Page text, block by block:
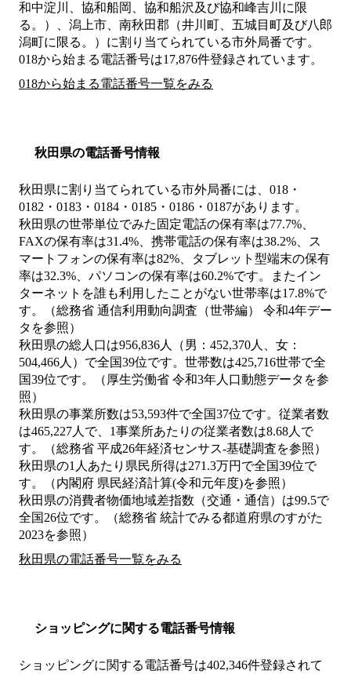
和中淀川、協和船岡、協和船沢及び協和峰吉川に限
る。）、潟上市、南秋田郡（井川町、五城目町及び八郎
潟町に限る。） に割り当てられている市外局番です。
018から始まる電話番号は17,876件登録されています。
018から始まる電話番号一覧をみる
秋田県の電話番号情報
秋田県に割り当てられている市外局番には、018・
0182・0183・0184・0185・0186・0187があります。
秋田県の世帯単位でみた固定電話の保有率は77.7%、
FAXの保有率は31.4%、携帯電話の保有率は38.2%、ス
マートフォンの保有率は82%、タブレット型端末の保有
率は32.3%、パソコンの保有率は60.2%です。またイン
ターネットを誰も利用したことがない世帯率は17.8%で
す。（総務省 通信利用動向調査（世帯編） 令和4年デー
タを参照）
秋田県の総人口は956,836人（男：452,370人、女：
504,466人）で全国39位です。世帯数は425,716世帯で全
国39位です。（厚生労働省 令和3年人口動態データを参
照）
秋田県の事業所数は53,593件で全国37位です。従業者数
は465,227人で、1事業所あたりの従業者数は8.68人で
す。（総務省 平成26年経済センサス‐基礎調査を参照）
秋田県の1人あたり県民所得は271.3万円で全国39位で
す。（内閣府 県民経済計算(令和元年度)を参照）
秋田県の消費者物価地域差指数（交通・通信）は99.5で
全国26位です。（総務省 統計でみる都道府県のすがた
2023を参照）
秋田県の電話番号一覧をみる
ショッピングに関する電話番号情報
ショッピングに関する電話番号は402,346件登録されて